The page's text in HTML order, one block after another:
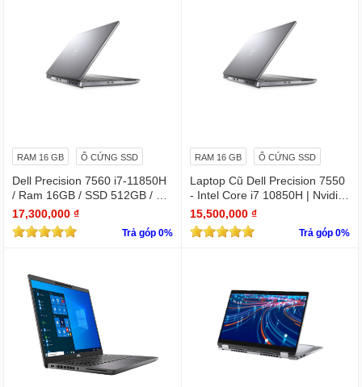
RAM 16 GB Ổ CỨNG SSD
Dell Precision 7560 i7-11850H
/ Ram 16GB / SSD 512GB / Mà
n 15.6″ IPS FullHD 1920×1080
/ VGA Quadro T1200 4GB GD
DR6
17,300,000 ₫
Trả góp 0%
RAM 16 GB Ổ CỨNG SSD
Laptop Cũ Dell Precision 7550
- Intel Core i7 10850H | Nvidia
Quadro T2000
15,500,000 ₫
Trả góp 0%